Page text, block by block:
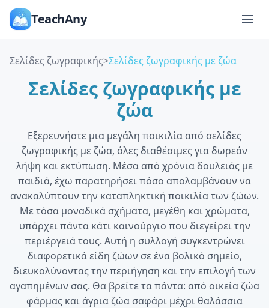
TeachAny
Σελίδες ζωγραφικής>Σελίδες ζωγραφικής με ζώα
Σελίδες ζωγραφικής με
ζώα
Εξερευνήστε μια μεγάλη ποικιλία από σελίδες
ζωγραφικής με ζώα, όλες διαθέσιμες για δωρεάν
λήψη και εκτύπωση. Μέσα από χρόνια δουλειάς με
παιδιά, έχω παρατηρήσει πόσο απολαμβάνουν να
ανακαλύπτουν την καταπληκτική ποικιλία των ζώων.
Με τόσα μοναδικά σχήματα, μεγέθη και χρώματα,
υπάρχει πάντα κάτι καινούργιο που διεγείρει την
περιέργειά τους. Αυτή η συλλογή συγκεντρώνει
διαφορετικά είδη ζώων σε ένα βολικό σημείο,
διευκολύνοντας την περιήγηση και την επιλογή των
αγαπημένων σας. Θα βρείτε τα πάντα: από οικεία ζώα
φάρμας και άγρια ζώα σαφάρι μέχρι θαλάσσια